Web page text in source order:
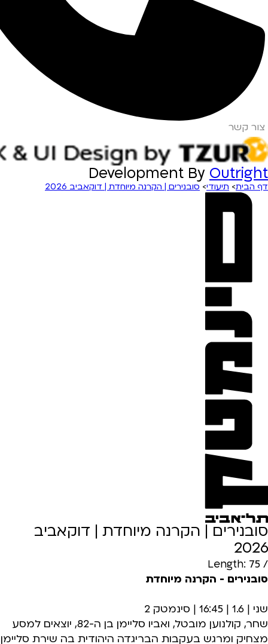
צור קשר
Development By Outright
דף הבית> תיעודי> סובנירים | הקרנה מיוחדת | דוקאביב 2026
סובנירים | הקרנה מיוחדת | דוקאביב
2026
/ Length: 75
סובנירים - הקרנה מיוחדת
שני | 1.6 | 16:45 | סינמטק 2
שחר, קולנוען מובטל, ואביו סליימן בן ה-82, יוצאים למסע
מצחיק ומרגש בעקבות הבריגדה היהודית בה שירת סליימן